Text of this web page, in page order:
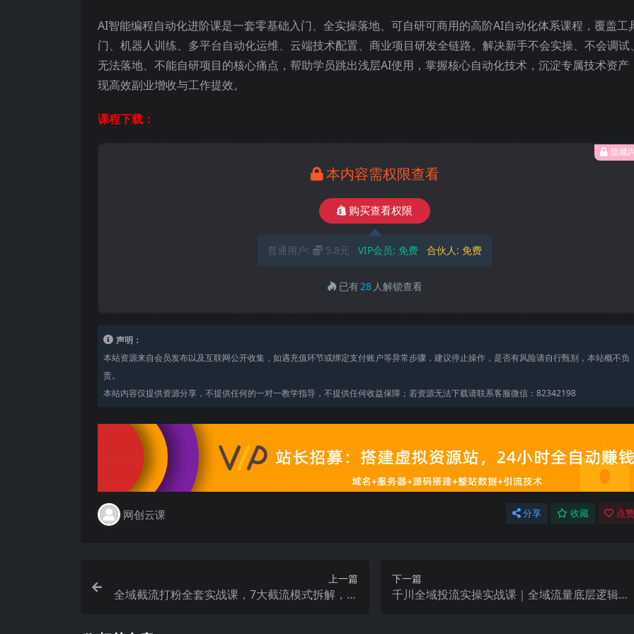
AI智能编程自动化进阶课是一套零基础入门、全实操落地、可自研可商用的高阶AI自动化体系课程，覆盖工
门、机器人训练、多平台自动化运维、云端技术配置、商业项目研发全链路。解决新手不会实操、不会调试、
无法落地、不能自研项目的核心痛点，帮助学员跳出浅层AI使用，掌握核心自动化技术，沉淀专属技术资产
现高效副业增收与工作提效。
课程下载：
隐藏
本内容需权限查看
购买查看权限
普通用户: 5.8元 VIP会员: 免费 合伙人: 免费
已有28 人解锁查看
声明：
本站资源来自会员发布以及互联网公开收集，如遇充值环节或绑定支付账户等异常步骤，建议停止操作，是否有风险请自行甄别，本站概不负
责。
本站内容仅提供资源分享，不提供任何的一对一教学指导，不提供任何收益保障；若资源无法下载请联系客服微信：82342198
网创云课 分享 收藏 点
上一篇
全域截流打粉全套实战课，7大截流模式拆解，多
下一篇
千川全域投流实操实战课｜全域流量底层逻辑、